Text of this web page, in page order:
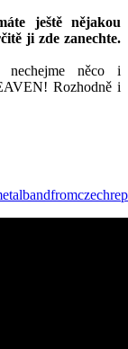
ještě nějakou
ji zde zanechte.
něco i
Rozhodně i